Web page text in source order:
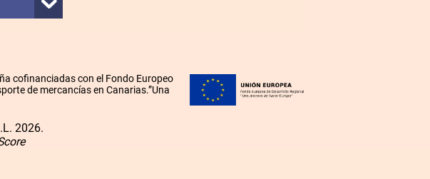
cofinanciadas con el Fondo Europeo
de mercancías en Canarias.”Una
2026.